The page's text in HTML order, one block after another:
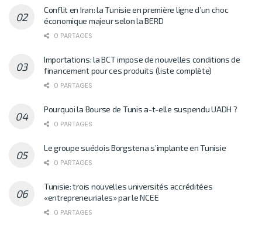
Conflit en Iran: la Tunisie en première ligne d’un choc
économique majeur selon la BERD
0 PARTAGES
Importations: la BCT impose de nouvelles conditions de
financement pour ces produits (liste complète)
0 PARTAGES
Pourquoi la Bourse de Tunis a-t-elle suspendu UADH ?
0 PARTAGES
Le groupe suédois Borgstena s’implante en Tunisie
0 PARTAGES
Tunisie: trois nouvelles universités accréditées
«entrepreneuriales» par le NCEE
0 PARTAGES